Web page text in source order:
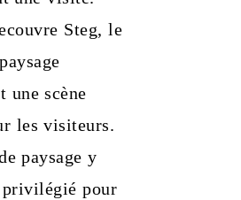
Steg, le
une scène
les visiteurs.
paysage y
pour